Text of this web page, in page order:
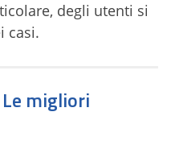
degli utenti si
casi.
migliori